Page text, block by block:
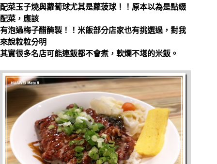
配菜玉子燒與蘿蔔球尤其是蘿菠球！！原本以為是點綴
配菜，應該
有泡過梅子醋醃製！！米飯部分店家也有挑選過，對我
來說粒粒分明
其實很多名店可能連飯都不會煮，軟爛不堪的米飯。